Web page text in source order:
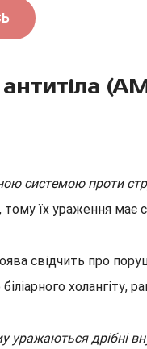
системою проти
їх ураження має
свідчить про
холангіту,
дрібні